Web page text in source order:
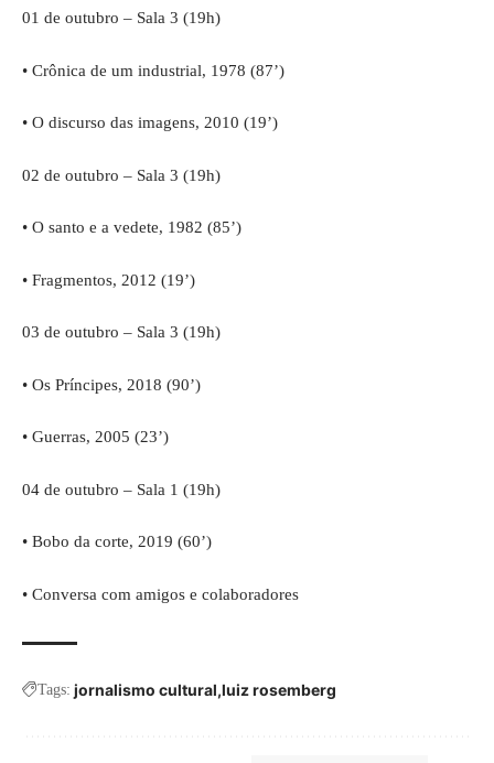
01 de outubro – Sala 3 (19h)
• Crônica de um industrial, 1978 (87’)
• O discurso das imagens, 2010 (19’)
02 de outubro – Sala 3 (19h)
• O santo e a vedete, 1982 (85’)
• Fragmentos, 2012 (19’)
03 de outubro – Sala 3 (19h)
• Os Príncipes, 2018 (90’)
• Guerras, 2005 (23’)
04 de outubro – Sala 1 (19h)
• Bobo da corte, 2019 (60’)
• Conversa com amigos e colaboradores
Tags: jornalismo cultural luiz rosemberg